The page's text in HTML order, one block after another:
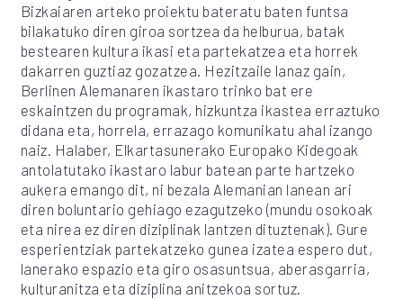
Bizkaiaren arteko proiektu bateratu baten funtsa
bilakatuko diren giroa sortzea da helburua, batak
bestearen kultura ikasi eta partekatzea eta horrek
dakarren guztiaz gozatzea. Hezitzaile lanaz gain,
Berlinen Alemanaren ikastaro trinko bat ere
eskaintzen du programak, hizkuntza ikastea erraztuko
didana eta, horrela, errazago komunikatu ahal izango
naiz. Halaber, Elkartasunerako Europako Kidegoak
antolatutako ikastaro labur batean parte hartzeko
aukera emango dit, ni bezala Alemanian lanean ari
diren boluntario gehiago ezagutzeko (mundu osokoak
eta nirea ez diren diziplinak lantzen dituztenak). Gure
esperientziak partekatzeko gunea izatea espero dut,
lanerako espazio eta giro osasuntsua, aberasgarria,
kulturanitza eta diziplina anitzekoa sortuz.